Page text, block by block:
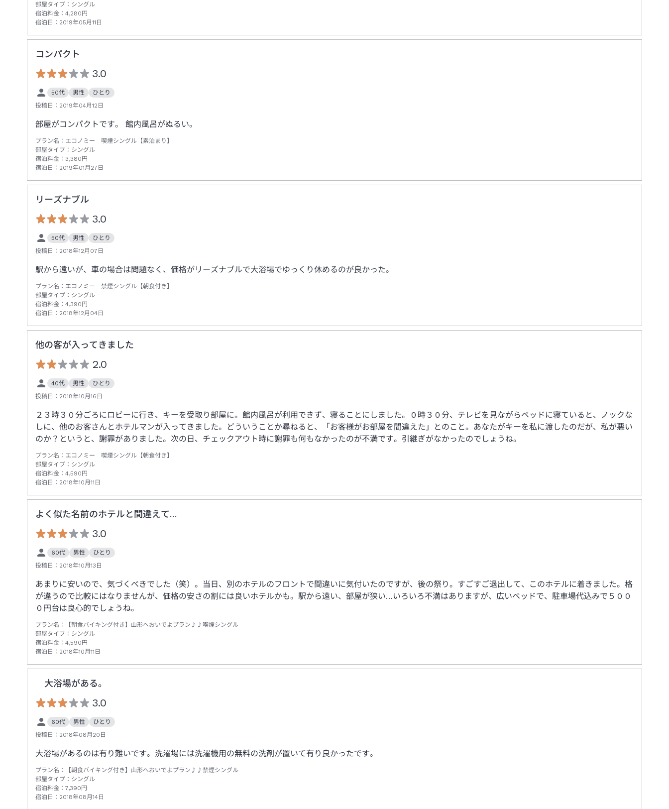
部屋タイプ： シングル
宿泊料金： 4,280円
宿泊日： 2019年05月11日
コンパクト
3.0
50代 男性
ひとり
投稿日： 2019年04月12日
部屋がコンパクトです。 館内風呂がぬるい。
プラン名： エコノミー 喫煙シングル【素泊まり】
部屋タイプ： シングル
宿泊料金： 3,380円
宿泊日： 2019年01月27日
リーズナブル
3.0
50代 男性
ひとり
投稿日： 2018年12月07日
駅から遠いが、車の場合は問題なく、価格がリーズナブルで大浴場でゆっくり休めるのが良かった。
プラン名： エコノミー 禁煙シングル【朝食付き】
部屋タイプ： シングル
宿泊料金： 4,390円
宿泊日： 2018年12月04日
他の客が入ってきました
2.0
40代 男性
ひとり
投稿日： 2018年10月16日
２３時３０分ごろにロビーに行き、キーを受取り部屋に。館内風呂が利用できず、寝ることにしました。０時３０分、テレビを見ながらベッドに寝ていると、ノックな
しに、他のお客さんとホテルマンが入ってきました。どういうことか尋ねると、「お客様がお部屋を間違えた」とのこと。あなたがキーを私に渡したのだが、私が悪い
のか？というと、謝罪がありました。次の日、チェックアウト時に謝罪も何もなかったのが不満です。引継ぎがなかったのでしょうね。
プラン名： エコノミー 喫煙シングル【朝食付き】
部屋タイプ： シングル
宿泊料金： 4,590円
宿泊日： 2018年10月11日
よく似た名前のホテルと間違えて…
3.0
60代 男性
ひとり
投稿日： 2018年10月13日
あまりに安いので、気づくべきでした（笑）。当日、別のホテルのフロントで間違いに気付いたのですが、後の祭り。すごすご退出して、このホテルに着きました。格
が違うので比較にはなりませんが、価格の安さの割には良いホテルかも。駅から遠い、部屋が狭い…いろいろ不満はありますが、広いベッドで、駐車場代込みで５００
０円台は良心的でしょうね。
プラン名：
【朝食バイキング付き】山形へおいでよプラン♪♪喫煙シングル
部屋タイプ： シングル
宿泊料金： 4,590円
宿泊日： 2018年10月11日
大浴場がある。
3.0
60代 男性
ひとり
投稿日： 2018年08月20日
大浴場があるのは有り難いです。洗濯場には洗濯機用の無料の洗剤が置いて有り良かったです。
プラン名：
【朝食バイキング付き】山形へおいでよプラン♪♪禁煙シングル
部屋タイプ： シングル
宿泊料金： 7,390円
宿泊日： 2018年08月14日